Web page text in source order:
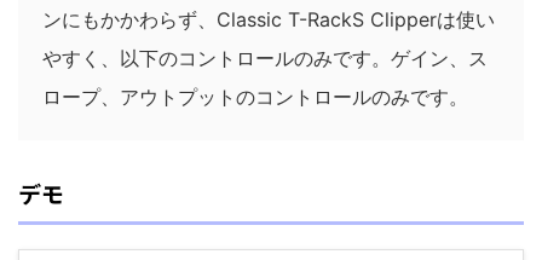
ンにもかかわらず、Classic T-RackS Clipperは使い
やすく、以下のコントロールのみです。ゲイン、ス
ロープ、アウトプットのコントロールのみです。
デモ